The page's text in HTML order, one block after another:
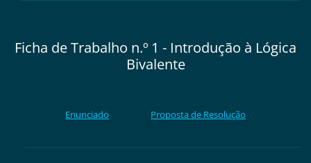
Ficha de Trabalho n.º 1 - Introdução à Lógica
Bivalente
Enunciado Proposta de Resolução